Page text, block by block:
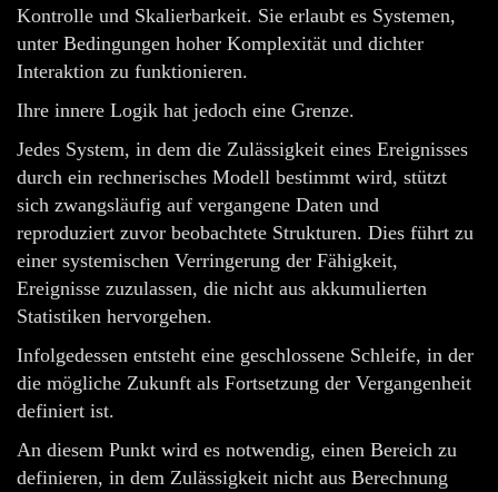
Kontrolle und Skalierbarkeit. Sie erlaubt es Systemen,
unter Bedingungen hoher Komplexität und dichter
Interaktion zu funktionieren.
Ihre innere Logik hat jedoch eine Grenze.
Jedes System, in dem die Zulässigkeit eines Ereignisses
durch ein rechnerisches Modell bestimmt wird, stützt
sich zwangsläufig auf vergangene Daten und
reproduziert zuvor beobachtete Strukturen. Dies führt zu
einer systemischen Verringerung der Fähigkeit,
Ereignisse zuzulassen, die nicht aus akkumulierten
Statistiken hervorgehen.
Infolgedessen entsteht eine geschlossene Schleife, in der
die mögliche Zukunft als Fortsetzung der Vergangenheit
definiert ist.
An diesem Punkt wird es notwendig, einen Bereich zu
definieren, in dem Zulässigkeit nicht aus Berechnung